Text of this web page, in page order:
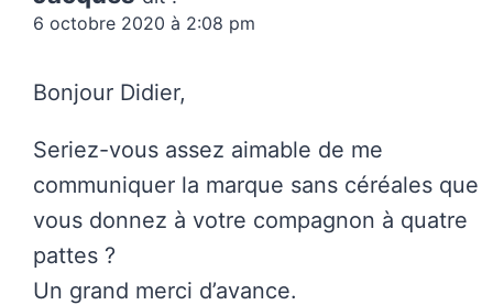
6 octobre 2020 à 2:08 pm
Bonjour Didier,
Seriez-vous assez aimable de me
communiquer la marque sans céréales que
vous donnez à votre compagnon à quatre
pattes ?
Un grand merci d’avance.